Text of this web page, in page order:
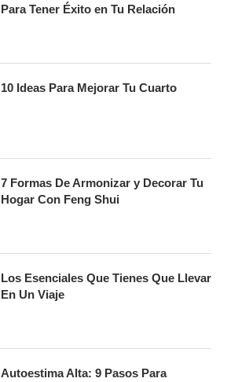
Para Tener Éxito en Tu Relación
10 Ideas Para Mejorar Tu Cuarto
7 Formas De Armonizar y Decorar Tu
Hogar Con Feng Shui
Los Esenciales Que Tienes Que Llevar
En Un Viaje
Autoestima Alta: 9 Pasos Para